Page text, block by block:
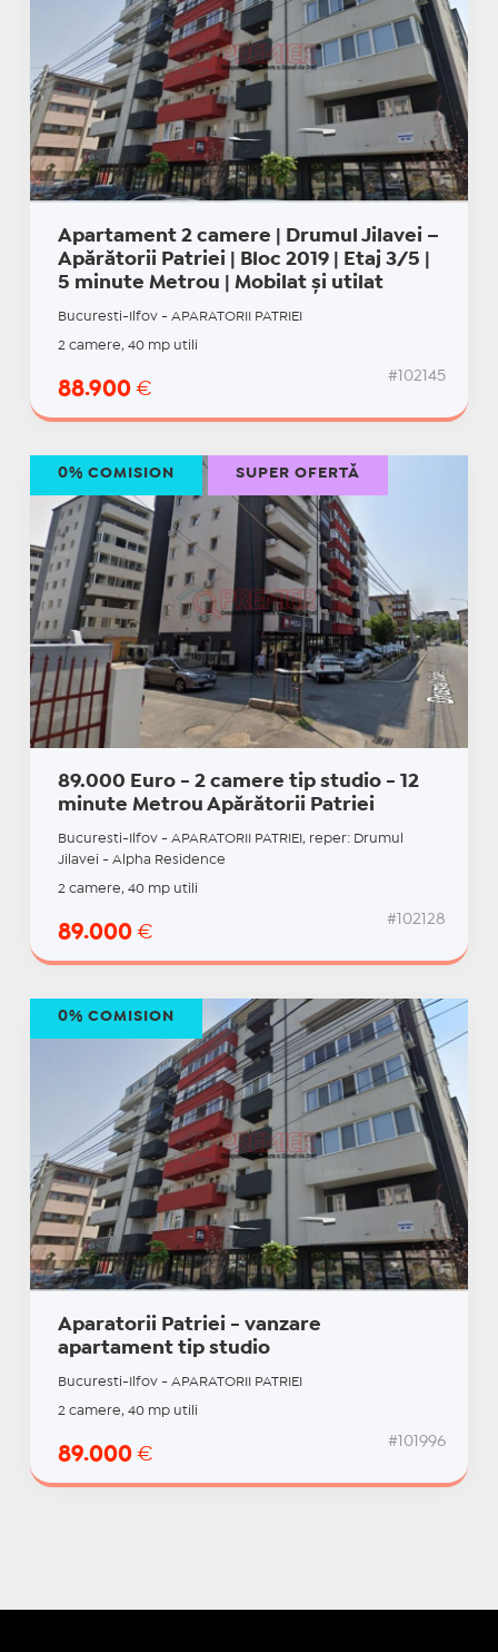
Apartament 2 camere | Drumul Jilavei –
Apărătorii Patriei | Bloc 2019 | Etaj 3/5 |
5 minute Metrou | Mobilat și utilat
Bucuresti-Ilfov - APARATORII PATRIEI
2 camere, 40 mp utili
88.900 €
#102145
89.000 Euro - 2 camere tip studio - 12
minute Metrou Apărătorii Patriei
Bucuresti-Ilfov - APARATORII PATRIEI, reper: Drumul
Jilavei - Alpha Residence
2 camere, 40 mp utili
89.000 €
#102128
0% COMISION SUPER OFERTĂ
Aparatorii Patriei - vanzare
apartament tip studio
Bucuresti-Ilfov - APARATORII PATRIEI
2 camere, 40 mp utili
89.000 €
#101996
0% COMISION